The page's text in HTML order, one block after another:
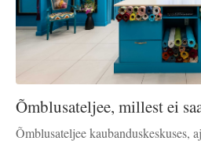
Õmblusateljee, millest ei
Õmblusateljee kaubanduskeskuses,